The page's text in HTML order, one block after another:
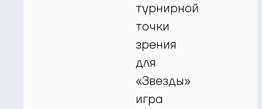
турнирной
точки
зрения
для
«Звезды»
игра